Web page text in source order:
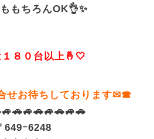
ももちろんOK👌✨
８０台以上🤞🤍
せお待ちしております✉☎
649ｰ6248